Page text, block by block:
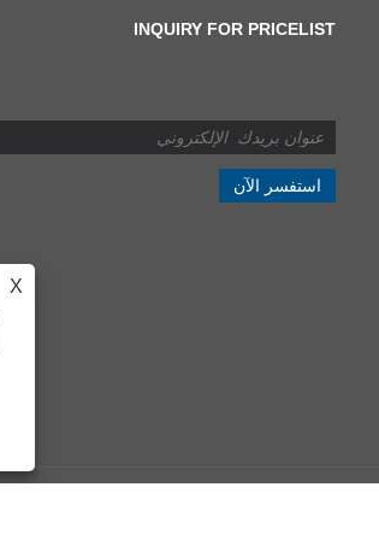
INQUIRY FOR PRICELIST
الطول من أجل تصنيع فعال
2025/10/22
في صناعة تشغيل المعادن
التكنولوجي، تتحسن باستمرار
X